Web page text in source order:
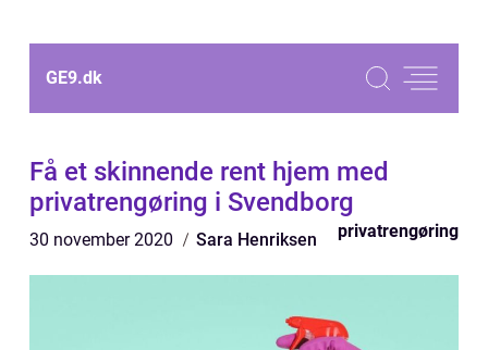
GE9.dk
Få et skinnende rent hjem med
privatrengøring i Svendborg
30 november 2020 Sara Henriksen privatrengøring